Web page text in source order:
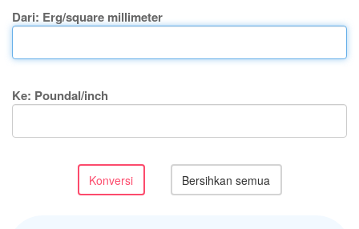
Dari: Erg/square millimeter
Ke: Poundal/inch